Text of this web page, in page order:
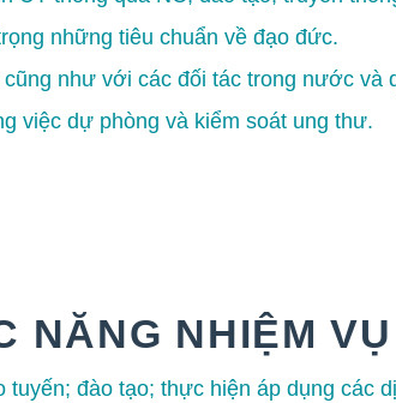
những tiêu chuẩn về đạo đức.
như với các đối tác trong nước và
việc dự phòng và kiểm soát ung thư.
NĂNG NHIỆM VỤ
đào tạo; thực hiện áp dụng các